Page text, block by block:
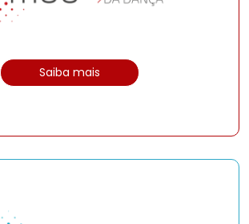
Saiba mais